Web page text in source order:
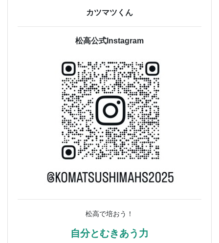
カツマツくん
松高公式Instagram
松高で培おう！
自分とむきあう力